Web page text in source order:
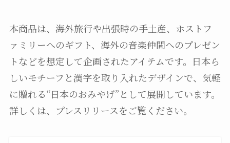
本商品は、海外旅行や出張時の手土産、ホストフ
ァミリーへのギフト、海外の音楽仲間へのプレゼン
トなどを想定して企画されたアイテムです。日本ら
しいモチーフと漢字を取り入れたデザインで、気軽
に贈れる“日本のおみやげ”として展開しています。
詳しくは、プレスリリースをご覧ください。